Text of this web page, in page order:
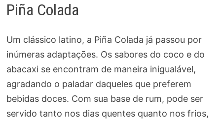
Piña Colada
Um clássico latino, a Piña Colada já passou por
inúmeras adaptações. Os sabores do coco e do
abacaxi se encontram de maneira inigualável,
agradando o paladar daqueles que preferem
bebidas doces. Com sua base de rum, pode ser
servido tanto nos dias quentes quanto nos frios,